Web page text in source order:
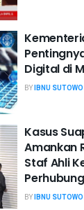
Digital di
BYIBNU SUTOWO
Kasus
Amankan
Staf Ahli
BYIBNU SUTOWO